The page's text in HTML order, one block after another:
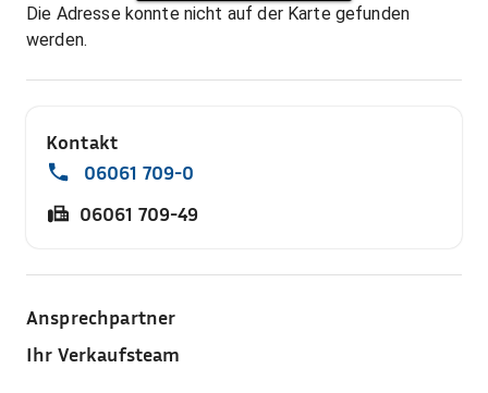
Die Adresse konnte nicht auf der Karte gefunden
werden.
Kontakt
06061 709-0
06061 709-49
Ansprechpartner
Ihr Verkaufsteam